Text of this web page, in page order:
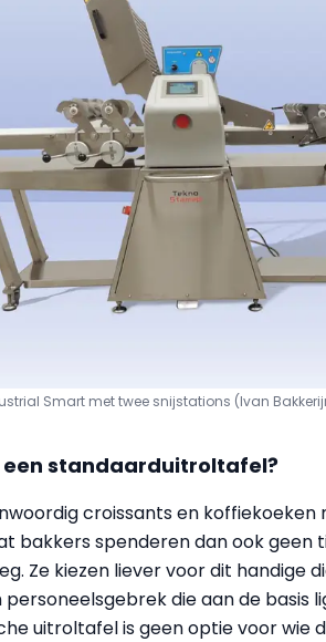
Smart met twee snijstations (Ivan
een standaarduitroltafel?
croissants en koffiekoeken
bakkers spenderen dan ook geen
Ze kiezen liever voor dit handige
die aan de basis
uitroltafel is geen optie voor wie